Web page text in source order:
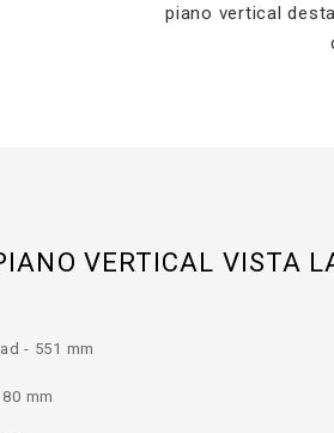
piano vertical
VERTICAL VISTA
- 551 mm
mm